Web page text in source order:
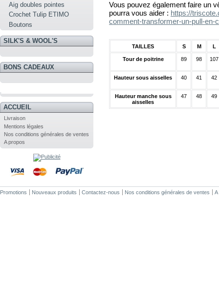
Aig doubles pointes
Crochet Tulip ETIMO
Boutons
SILK'S & WOOL'S
BONS CADEAUX
ACCUEIL
Livraison
Mentions légales
Nos conditions générales de ventes
A propos
Vous pouvez également faire un
pourra vous aider : https://
comment-transformer-un-pull-en-
TAILLES S M L
Tour de poitrine 89 98 107
Hauteur sous aisselles 40 41 42
Hauteur manche sous
aisselles
47 48 49
Promotions Nouveaux produits Contactez-nous Nos conditions générales de ventes A